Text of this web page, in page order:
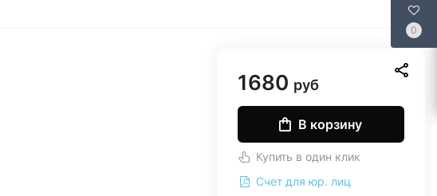
0
1680 руб
В корзину
Купить в один клик
Счет для юр. лиц